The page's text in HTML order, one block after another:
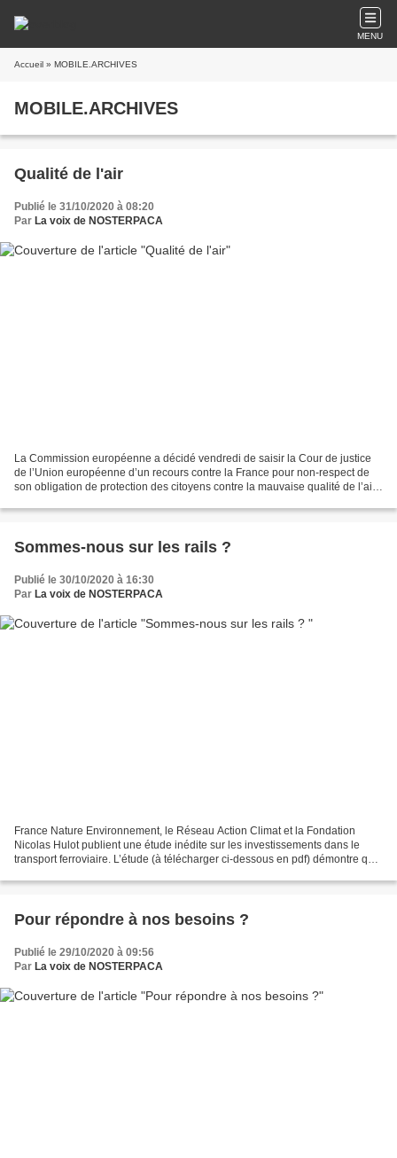
MENU
Accueil » MOBILE.ARCHIVES
MOBILE.ARCHIVES
Qualité de l'air
Publié le 31/10/2020 à 08:20
Par La voix de NOSTERPACA
La Commission européenne a décidé vendredi de saisir la Cour de justice
de l’Union européenne d’un recours contre la France pour non-respect de
son obligation de protection des citoyens contre la mauvaise qualité de l’air
Sommes-nous sur les rails ?
Publié le 30/10/2020 à 16:30
Par La voix de NOSTERPACA
France Nature Environnement, le Réseau Action Climat et la Fondation
Nicolas Hulot publient une étude inédite sur les investissements dans le
transport ferroviaire. L’étude (à télécharger ci-dessous en pdf) démontre que
Pour répondre à nos besoins ?
Publié le 29/10/2020 à 09:56
Par La voix de NOSTERPACA